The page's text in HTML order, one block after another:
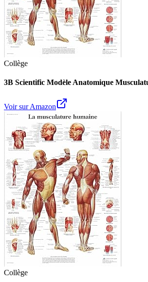
Collège
3B Scientific Modèle Anatomique
Voir sur Amazon
Collège